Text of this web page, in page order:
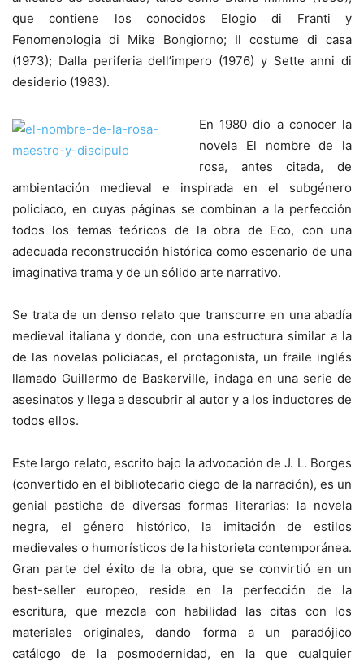
que contiene los conocidos Elogio di Franti y
Fenomenologia di Mike Bongiorno; Il costume di casa
(1973); Dalla periferia dell’impero (1976) y Sette anni di
desiderio (1983).
En 1980 dio a conocer la
novela El nombre de la
rosa, antes citada, de
ambientación medieval e inspirada en el subgénero
policiaco, en cuyas páginas se combinan a la perfección
todos los temas teóricos de la obra de Eco, con una
adecuada reconstrucción histórica como escenario de una
imaginativa trama y de un sólido arte narrativo.
Se trata de un denso relato que transcurre en una abadía
medieval italiana y donde, con una estructura similar a la
de las novelas policiacas, el protagonista, un fraile inglés
llamado Guillermo de Baskerville, indaga en una serie de
asesinatos y llega a descubrir al autor y a los inductores de
todos ellos.
Este largo relato, escrito bajo la advocación de J. L. Borges
(convertido en el bibliotecario ciego de la narración), es un
genial pastiche de diversas formas literarias: la novela
negra, el género histórico, la imitación de estilos
medievales o humorísticos de la historieta contemporánea.
Gran parte del éxito de la obra, que se convirtió en un
best-seller europeo, reside en la perfección de la
escritura, que mezcla con habilidad las citas con los
materiales originales, dando forma a un paradójico
catálogo de la posmodernidad, en la que cualquier